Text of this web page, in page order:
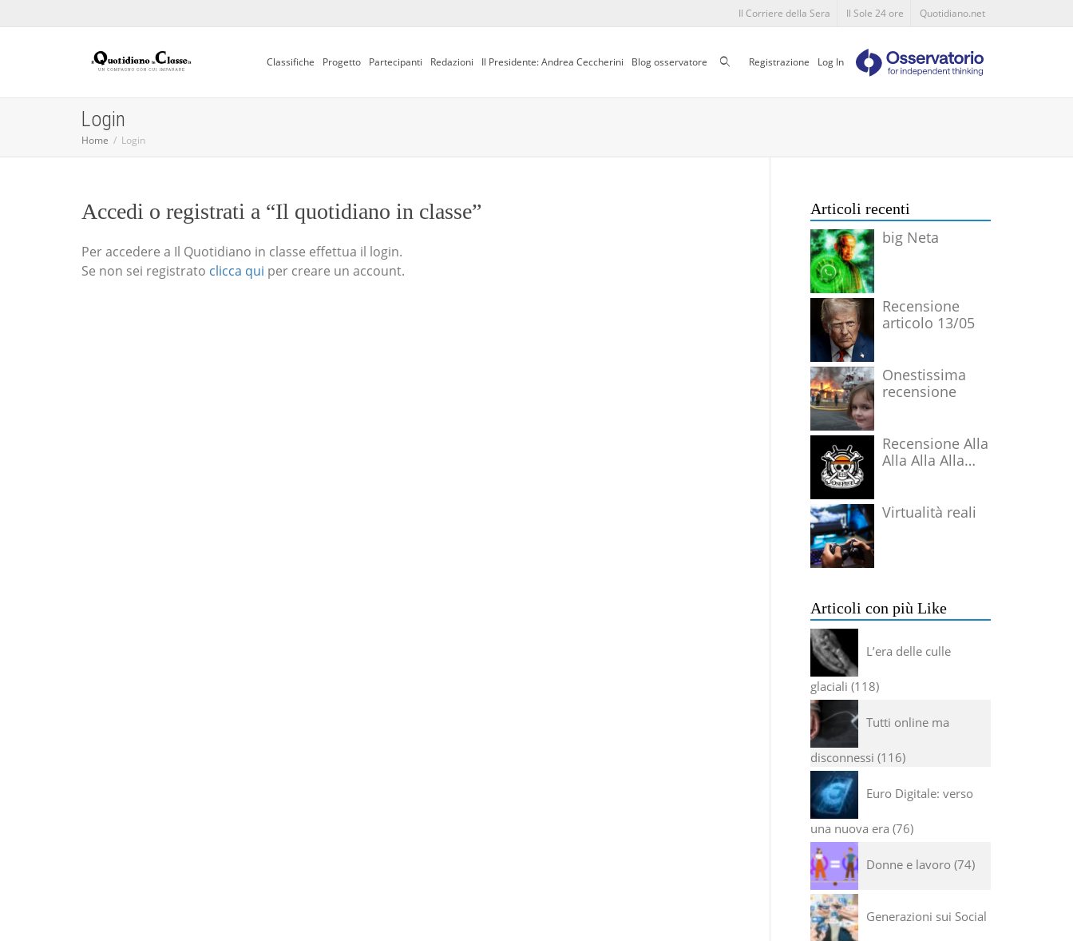
Il Corriere della Sera Il Sole 24 ore Quotidiano.net
Classifiche Progetto Partecipanti Redazioni Il Presidente: Andrea Ceccherini Blog osservatore CercaRegistrazione Log In
Login
Home Login
Accedi o registrati a “Il quotidiano in classe”
Per accedere a Il Quotidiano in classe effettua il login.
Se non sei registrato clicca qui per creare un account.
Articoli recenti
big Neta
Recensione
articolo 13/05
Onestissima
recensione
Recensione Alla
Alla Alla Alla
Virtualità reali
Articoli con più Like
L’era delle culle
glaciali 118
Tutti online ma
disconnessi 116
Euro Digitale: verso
una nuova era 76
Donne e lavoro 74
Generazioni sui Social